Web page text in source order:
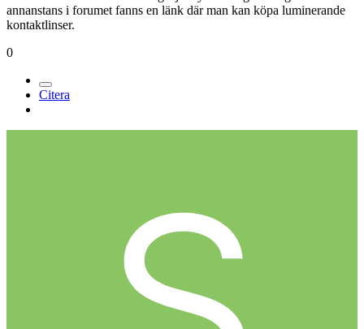
annanstans i forumet fanns en länk där man kan köpa luminerande
kontaktlinser.
0
Citera